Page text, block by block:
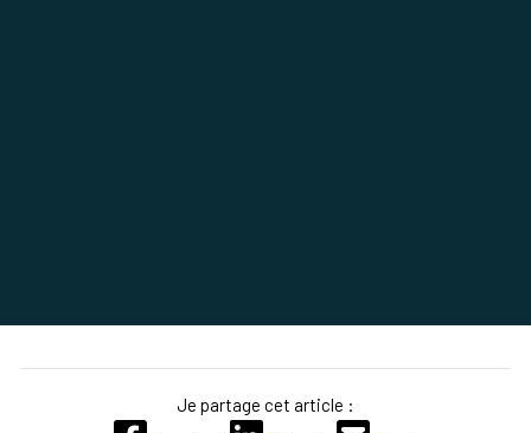
Je partage cet article :